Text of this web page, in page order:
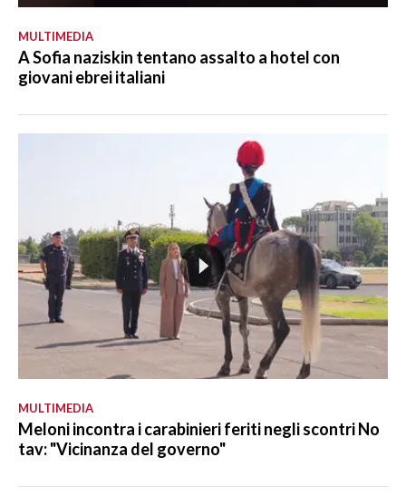
MULTIMEDIA
A Sofia naziskin tentano assalto a hotel con
giovani ebrei italiani
MULTIMEDIA
Meloni incontra i carabinieri feriti negli scontri No
tav: "Vicinanza del governo"